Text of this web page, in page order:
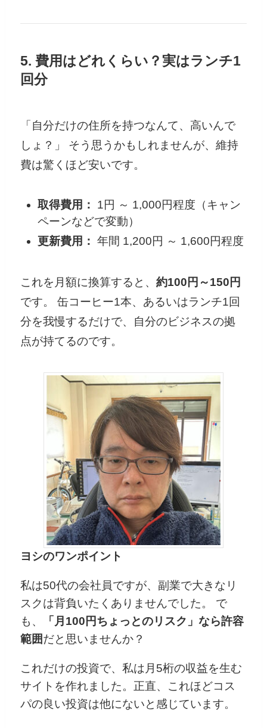
5. 費用はどれくらい？実はランチ1
回分
「自分だけの住所を持つなんて、高いんで
しょ？」 そう思うかもしれませんが、維持
費は驚くほど安いです。
取得費用：
1円 ～ 1,000円程度（キャン
ペーンなどで変動）
更新費用： 年間 1,200円 ～ 1,600円程度
これを月額に換算すると、約100円～150円
です。 缶コーヒー1本、あるいはランチ1回
分を我慢するだけで、自分のビジネスの拠
点が持てるのです。
ヨシのワンポイント
私は50代の会社員ですが、副業で大きなリ
スクは背負いたくありませんでした。 で
も、
「月100円ちょっとのリスク」なら許容
範囲だと思いませんか？
これだけの投資で、私は月5桁の収益を生む
サイトを作れました。正直、これほどコス
パの良い投資は他にないと感じています。